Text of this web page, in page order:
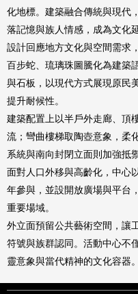
化地標。建築融合傳統與現代
落記憶與族人情感，成為文化
設計回應地方文化與空間需求
百步蛇、琉璃珠圖騰化為建築
與石板，以現代方式展現原民
提升耐候性。
建築配置上以半戶外走廊、頂
流；彎曲樓梯取陶壺意象，柔
系統與南向封閉立面則加強抵
面對人口外移與高齡化，中心
年參與，並設開放廣場與平台
重要場域。
外立面預留公共藝術空間，讓
符號與族群認同。活動中心不
靈意象與當代精神的文化容器。